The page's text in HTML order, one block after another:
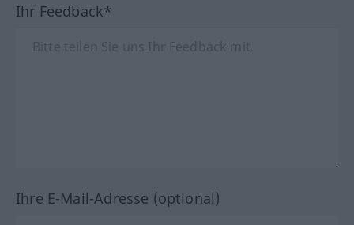
Ihr Feedback*
Ihre E-Mail-Adresse (optional)